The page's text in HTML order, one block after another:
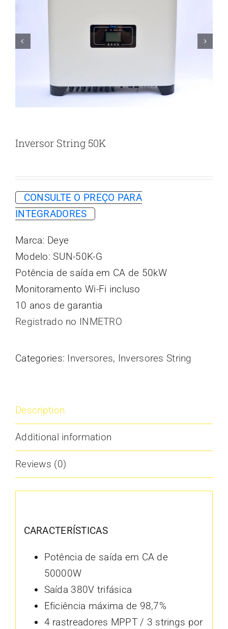
 
Inversor String 50K
CONSULTE O PREÇO PARA
INTEGRADORES
Marca: Deye
Modelo: SUN-50K-G
Potência de saída em CA de 50kW
Monitoramento Wi-Fi incluso
10 anos de garantia
Registrado no INMETRO
Categories: Inversores, Inversores String
Description
Additional information
Reviews (0)
CARACTERÍSTICAS
Potência de saída em CA de
50000W
Saída 380V trifásica
Eficiência máxima de 98,7%
4 rastreadores MPPT / 3 strings por